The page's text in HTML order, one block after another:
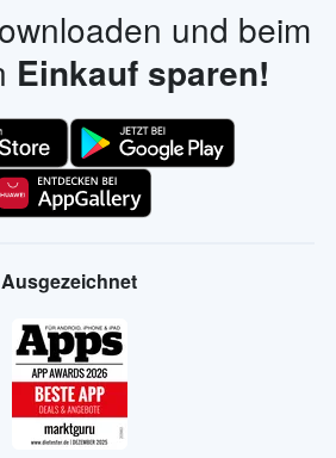
und beim
Einkauf sparen!
Ausgezeichnet